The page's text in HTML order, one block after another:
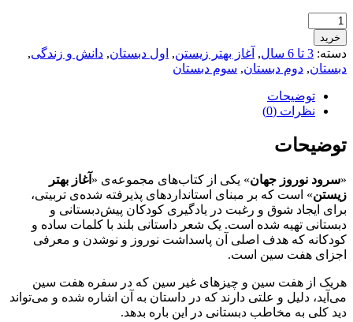
سرود
نوروز
جهان
عدد
خرید
دسته: 3 تا 6 سال , آغاز بهتر زیستن, اول دبستان, دانش و زندگی,
دبستان, دوم دبستان, سوم دبستان
توضیحات
نظرات (0)
توضیحات
«سرود نوروز جهان» یکی از کتاب‌های مجموعه‌ی « آغاز بهتر
زیستن» است که بر مبنای استانداردهای پذیرفته شده‌ی تربیتی،
برای ایجاد شوق و رغبت در یادگیری کودکان پیش‌دبستانی و
دبستانی تهیه شده است. یک شعر داستانی بلند با کلمات ساده و
کودکانه که هدف اصلی آن پاسداشت نوروز و نوشدن و معرفی
اجزای هفت سین است.
هریک از هفت سین و چیزهای غیر سین که در سفره هفت سین
می‌آید، دلیل و علتی دارند که در داستان به آن اشاره شده و می‌تواند
دید کلی به مخاطب دبستانی در این باره بدهد.